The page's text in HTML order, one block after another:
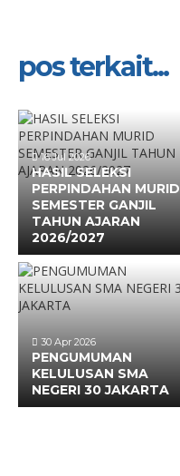
pos terkait...
16 Jul 2026
HASIL SELEKSI
PERPINDAHAN MURID
SEMESTER GANJIL
TAHUN AJARAN
2026/2027
30 Apr 2026
PENGUMUMAN
KELULUSAN SMA
NEGERI 30 JAKARTA